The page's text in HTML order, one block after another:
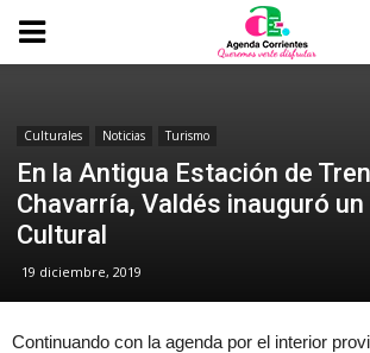
Culturales Noticias Turismo
En la Antigua Estación de
Chavarría, Valdés inauguró
Cultural
19 diciembre, 2019
Continuando con la agenda por el interior